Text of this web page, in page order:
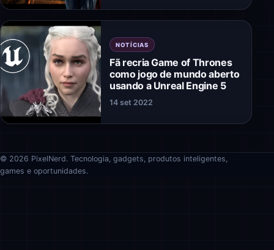
NOTÍCIAS
Fã recria Game of Thrones
como jogo de mundo aberto
usando a Unreal Engine 5
14 set 2022
© 2026 PixelNerd. Tecnologia, gadgets, produtos inteligentes,
games e oportunidades.